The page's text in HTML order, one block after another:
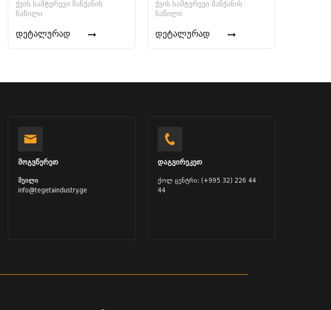
ქვის სამტვრევი მანქანის
ნაწილი
დეტალურად
ქვის სამტვრევი მანქანის
ნაწილი
დეტალურად
მოგვწერეთ
მეილი
info@tegetaindustry.ge
დაგვირეკეთ
ქოლ ცენტრი: (+995 32) 226 44
44